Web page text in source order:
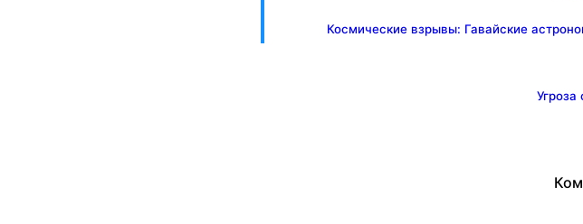
Космические взрывы: Гавайские